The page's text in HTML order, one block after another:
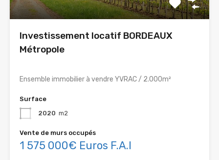
Investissement locatif BORDEAUX
Métropole
Ensemble immobilier à vendre YVRAC / 2.000m²
Surface
2020 m2
Vente de murs occupés
1 575 000€ Euros F.A.I